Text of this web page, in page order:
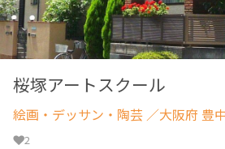
桜塚アートスクール
絵画・デッサン・陶芸 ／大阪府 豊
2